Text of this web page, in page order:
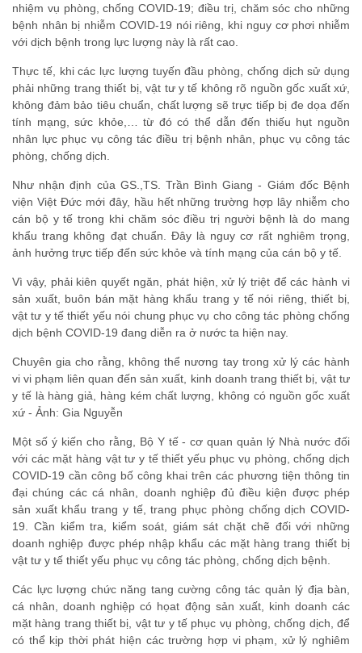
nhiệm vụ phòng, chống COVID-19; điều trị, chăm sóc cho những
bệnh nhân bị nhiễm COVID-19 nói riêng, khi nguy cơ phơi nhiễm
với dịch bệnh trong lực lượng này là rất cao.
Thực tế, khi các lực lượng tuyến đầu phòng, chống dịch sử dụng
phải những trang thiết bị, vật tư y tế không rõ nguồn gốc xuất xứ,
không đảm bảo tiêu chuẩn, chất lượng sẽ trực tiếp bị đe dọa đến
tính mạng, sức khỏe,… từ đó có thể dẫn đến thiếu hụt nguồn
nhân lực phục vụ công tác điều trị bệnh nhân, phục vụ công tác
phòng, chống dịch.
Như nhận định của GS.,TS. Trần Bình Giang - Giám đốc Bệnh
viện Việt Đức mới đây, hầu hết những trường hợp lây nhiễm cho
cán bộ y tế trong khi chăm sóc điều trị người bệnh là do mang
khẩu trang không đạt chuẩn. Đây là nguy cơ rất nghiêm trọng,
ảnh hưởng trực tiếp đến sức khỏe và tính mạng của cán bộ y tế.
Vì vậy, phải kiên quyết ngăn, phát hiện, xử lý triệt để các hành vi
sản xuất, buôn bán mặt hàng khẩu trang y tế nói riêng, thiết bị,
vật tư y tế thiết yếu nói chung phục vụ cho công tác phòng chống
dịch bệnh COVID-19 đang diễn ra ở nước ta hiện nay.
Chuyên gia cho rằng, không thể nương tay trong xử lý các hành
vi vi phạm liên quan đến sản xuất, kinh doanh trang thiết bị, vật tư
y tế là hàng giả, hàng kém chất lượng, không có nguồn gốc xuất
xứ - Ảnh: Gia Nguyễn
Một số ý kiến cho rằng, Bộ Y tế - cơ quan quản lý Nhà nước đối
với các mặt hàng vật tư y tế thiết yếu phục vụ phòng, chống dịch
COVID-19 cần công bố công khai trên các phương tiện thông tin
đại chúng các cá nhân, doanh nghiệp đủ điều kiện được phép
sản xuất khẩu trang y tế, trang phục phòng chống dịch COVID-
19. Cần kiểm tra, kiểm soát, giám sát chặt chẽ đối với những
doanh nghiệp được phép nhập khẩu các mặt hàng trang thiết bị
vật tư y tế thiết yếu phục vụ công tác phòng, chống dịch bệnh.
Các lực lượng chức năng tang cường công tác quản lý địa bàn,
cá nhân, doanh nghiệp có họat động sản xuất, kinh doanh các
mặt hàng trang thiết bị, vật tư y tế phục vụ phòng, chống dịch, để
có thể kịp thời phát hiện các trường hợp vi phạm, xử lý nghiêm